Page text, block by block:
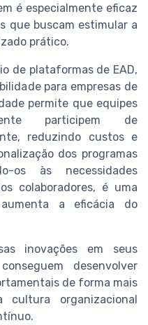
é especialmente eficaz
que buscam estimular a
prático.
de plataformas de EAD,
para empresas de
permite que equipes
participem de
reduzindo custos e
dos programas
os às necessidades
colaboradores, é uma
a eficácia do
inovações em seus
desenvolver
de forma mais
cultura organizacional